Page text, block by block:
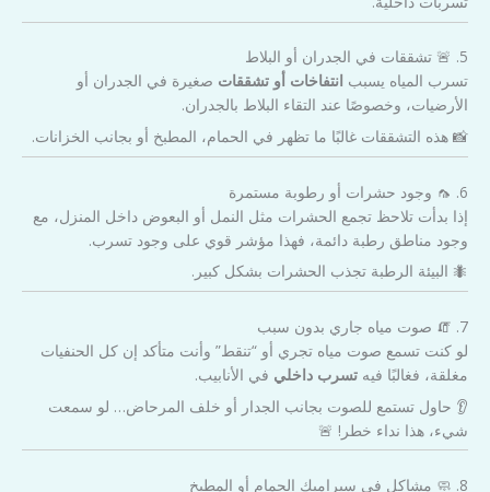
5. 🚨 تشققات في الجدران أو البلاط
تسرب المياه يسبب انتفاخات أو تشققات صغيرة في الجدران أو
الأرضيات، وخصوصًا عند التقاء البلاط بالجدران.
📸 هذه التشققات غالبًا ما تظهر في الحمام، المطبخ أو بجانب الخزانات.
6. 🦟 وجود حشرات أو رطوبة مستمرة
إذا بدأت تلاحظ تجمع الحشرات مثل النمل أو البعوض داخل المنزل، مع
وجود مناطق رطبة دائمة، فهذا مؤشر قوي على وجود تسرب.
🐜 البيئة الرطبة تجذب الحشرات بشكل كبير.
7. 🧯 صوت مياه جاري بدون سبب
لو كنت تسمع صوت مياه تجري أو “تنقط” وأنت متأكد إن كل الحنفيات
مغلقة، فغالبًا فيه تسرب داخلي في الأنابيب.
👂 حاول تستمع للصوت بجانب الجدار أو خلف المرحاض… لو سمعت
شيء، هذا نداء خطر! 🚨
8. 🧼 مشاكل في سيراميك الحمام أو المطبخ